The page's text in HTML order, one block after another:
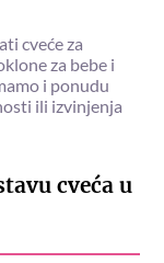
cveće za
za bebe i
i ponudu
ili izvinjenja
cveća u